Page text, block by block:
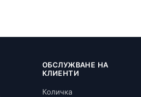
ОБСЛУЖВАНЕ НА
КЛИЕНТИ
Количка